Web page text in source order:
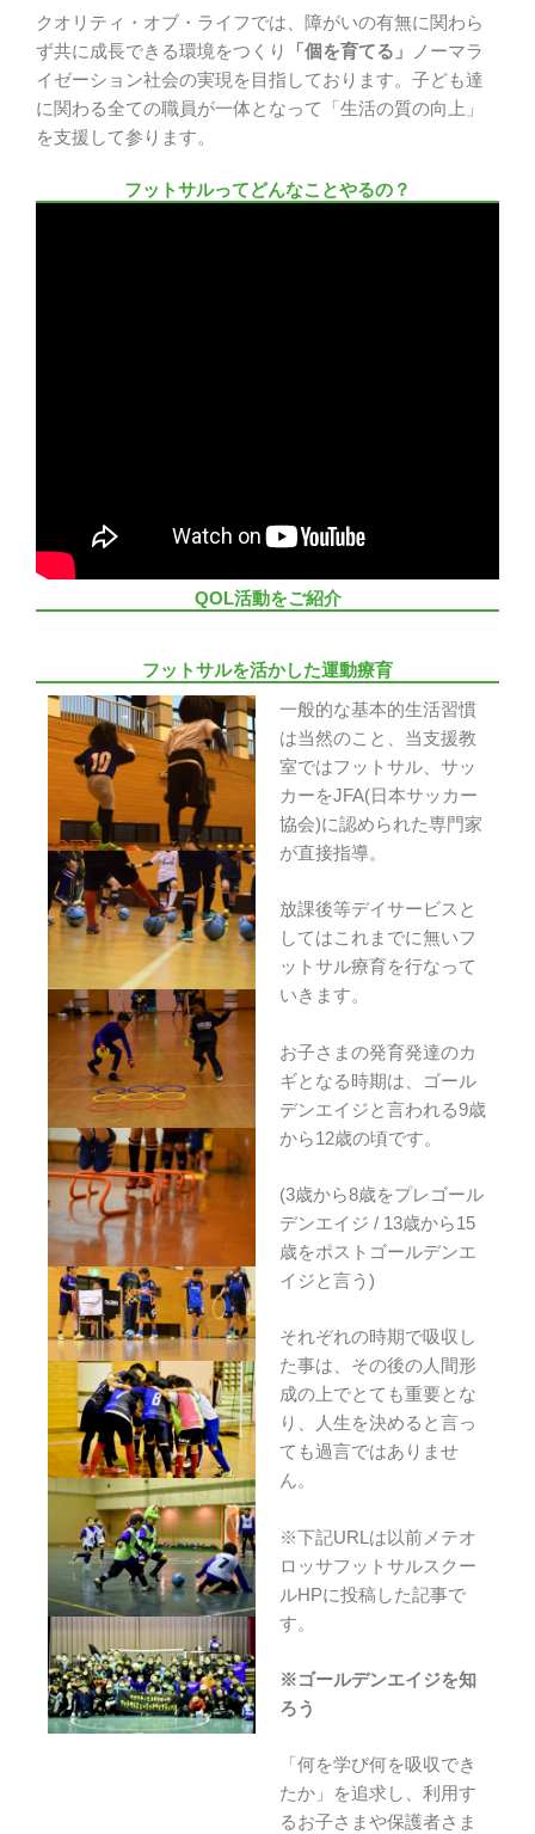
クオリティ・オブ・ライフでは、障がいの有無に関わら
ず共に成長できる環境をつくり
「個を育てる」
ノーマラ
イゼーション社会の実現を目指しております。子ども達
に関わる全ての職員が一体となって「生活の質の向上」
を支援して参ります。
フットサルってどんなことやるの？
QOL活動をご紹介
フットサルを活かした運動療育
一般的な基本的生活習慣
は当然のこと、当支援教
室ではフットサル、サッ
カーをJFA(日本サッカー
協会)に認められた専門家
が直接指導。
放課後等デイサービスと
してはこれまでに無いフ
ットサル療育を行なって
いきます。
お子さまの発育発達のカ
ギとなる時期は、ゴール
デンエイジと言われる9歳
から12歳の頃です。
(3歳から8歳をプレゴール
デンエイジ / 13歳から15
歳をポストゴールデンエ
イジと言う)
それぞれの時期で吸収し
た事は、その後の人間形
成の上でとても重要とな
り、人生を決めると言っ
ても過言ではありませ
ん。
※下記URLは以前メテオ
ロッサフットサルスクー
ルHPに投稿した記事で
す。
※ゴールデンエイジを知
ろう
「何を学び何を吸収でき
たか」を追求し、利用す
るお子さまや保護者さま